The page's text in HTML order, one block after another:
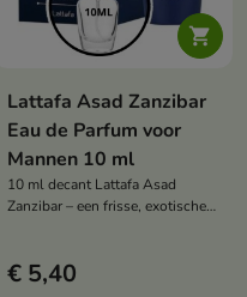

Lattafa Asad Zanzibar
Eau de Parfum voor
Mannen 10 ml
10 ml decant Lattafa Asad
Zanzibar – een frisse, exotische
vanille, lavendel en wierook
€ 5,40